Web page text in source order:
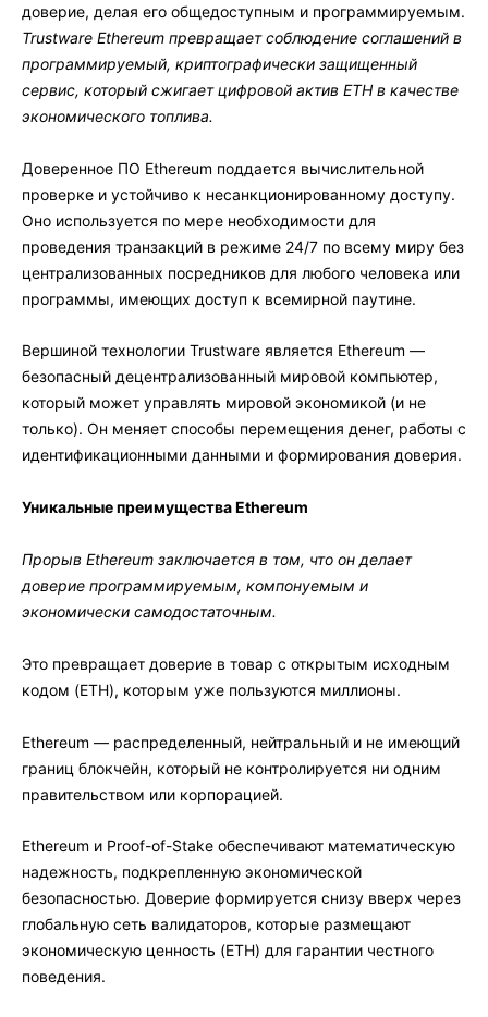
доверие, делая его общедоступным и программируемым.
Trustware Ethereum превращает соблюдение соглашений в
программируемый, криптографически защищенный
сервис, который сжигает цифровой актив ETH в качестве
экономического топлива.
Доверенное ПО Ethereum поддается вычислительной
проверке и устойчиво к несанкционированному доступу.
Оно используется по мере необходимости для
проведения транзакций в режиме 24/7 по всему миру без
централизованных посредников для любого человека или
программы, имеющих доступ к всемирной паутине.
Вершиной технологии Trustware является Ethereum —
безопасный децентрализованный мировой компьютер,
который может управлять мировой экономикой (и не
только). Он меняет способы перемещения денег, работы с
идентификационными данными и формирования доверия.
Уникальные преимущества Ethereum
Прорыв Ethereum заключается в том, что он делает
доверие программируемым, компонуемым и
экономически самодостаточным.
Это превращает доверие в товар с открытым исходным
кодом (ETH), которым уже пользуются миллионы.
Ethereum — распределенный, нейтральный и не имеющий
границ блокчейн, который не контролируется ни одним
правительством или корпорацией.
Ethereum и Proof-of-Stake обеспечивают математическую
надежность, подкрепленную экономической
безопасностью. Доверие формируется снизу вверх через
глобальную сеть валидаторов, которые размещают
экономическую ценность (ETH) для гарантии честного
поведения.